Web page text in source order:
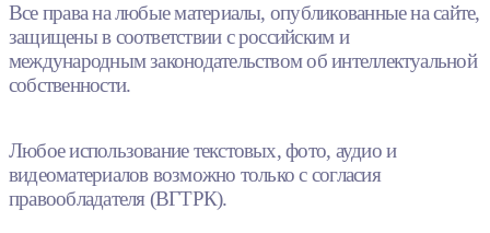
Все права на любые материалы, опубликованные на сайте,
защищены в соответствии с российским и
международным законодательством об интеллектуальной
собственности.
Любое использование текстовых, фото, аудио и
видеоматериалов возможно только с согласия
правообладателя (ВГТРК).